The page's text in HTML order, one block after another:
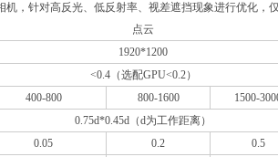
机，针对高反光、低反射率、视差遮挡现象进行优化，
点云
1920*1200
<0.4（选配GPU<0.2）
400-800 800-1600
1500-
0.75d*0.45d（d为工作距离）
0.05 0.2
0.5